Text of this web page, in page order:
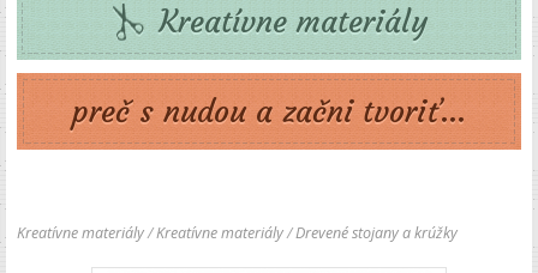
Kreatívne materiály
preč s nudou a začni tvoriť...
Kreatívne materiály/Kreatívne materiály/Drevené stojany a krúžky